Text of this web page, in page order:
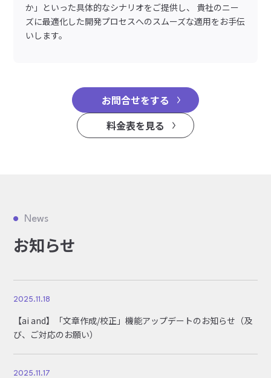
か」といった具体的なシナリオをご提供し、 貴社のニー
ズに最適化した開発プロセスへのスムーズな適用をお手伝
いします。
お問合せをする
料金表を見る
News
お知らせ
2025.11.18
【ai and】「文章作成/校正」機能アップデートのお知らせ（及
び、ご対応のお願い）
2025.11.17